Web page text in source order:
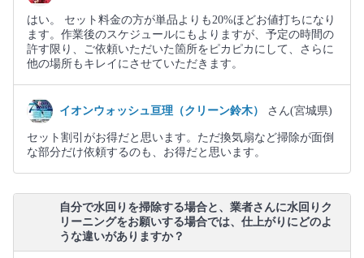
はい。 セット料金の方が単品よりも20%ほどお値打ちになり
ます。作業後のスケジュールにもよりますが、予定の時間の
許す限り、ご依頼いただいた箇所をピカピカにして、さらに
他の場所もキレイにさせていただきます。
イオンウォッシュ亘理（クリーン鈴木） さん(宮城県)
セット割引がお得だと思います。ただ換気扇など掃除が面倒
な部分だけ依頼するのも、お得だと思います。
自分で水回りを掃除する場合と、業者さんに水回りク
リーニングをお願いする場合では、仕上がりにどのよ
うな違いがありますか？